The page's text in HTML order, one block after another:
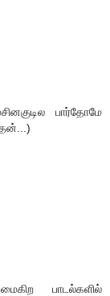
பார்தோமே
பாடல்களில்